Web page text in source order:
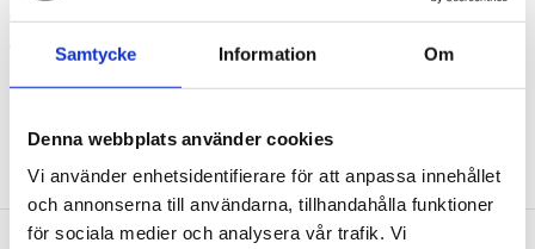
Samtycke Information Om
Denna webbplats använder cookies
Vi använder enhetsidentifierare för att anpassa innehållet
och annonserna till användarna, tillhandahålla funktioner
för sociala medier och analysera vår trafik. Vi
mycket brottsäker
Koppar-beryllium (icke-järn-legering)